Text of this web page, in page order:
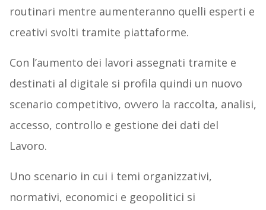
routinari mentre aumenteranno quelli esperti e
creativi svolti tramite piattaforme.
Con l’aumento dei lavori assegnati tramite e
destinati al digitale si profila quindi un nuovo
scenario competitivo, ovvero la raccolta, analisi,
accesso, controllo e gestione dei dati del
Lavoro.
Uno scenario in cui i temi organizzativi,
normativi, economici e geopolitici si